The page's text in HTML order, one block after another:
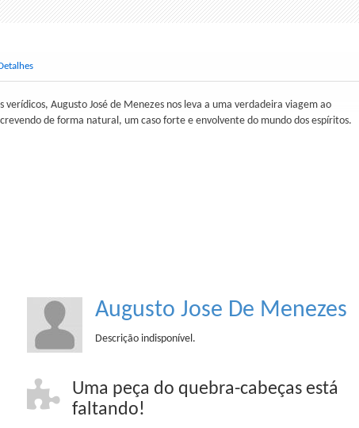
verídicos, Augusto José de Menezes nos leva a uma verdadeira viagem ao
de forma natural, um caso forte e envolvente do mundo dos espíritos.
Augusto Jose De Menezes
Descrição indisponível.
Uma peça do quebra-cabeças está
faltando!